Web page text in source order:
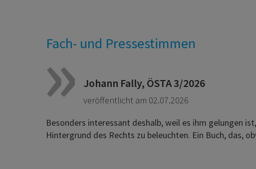
Fach- und Pressestimmen
Johann Fally, ÖSTA 3/2026
veröffentlicht am 02.07.2026
Besonders interessant deshalb, weil es ihm gelungen
Hintergrund des Rechts zu beleuchten. Ein Buch, das,